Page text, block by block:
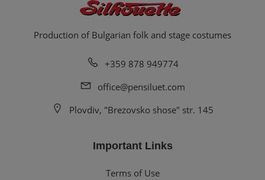
Production of Bulgarian folk and stage costumes
+359 878 949774
office@pensiluet.com
Plovdiv, "Brezovsko shose" str. 145
Important Links
Terms of Use